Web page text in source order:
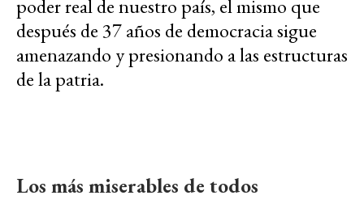
poder real de nuestro país, el mismo que
después de 37 años de democracia sigue
amenazando y presionando a las estructuras
de la patria.
Los más miserables de todos